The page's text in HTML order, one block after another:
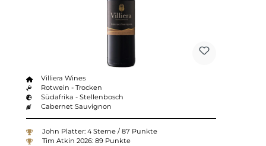
Villiera Wines
Rotwein - Trocken
Südafrika - Stellenbosch
Cabernet Sauvignon
John Platter: 4 Sterne / 87 Punkte
Tim Atkin 2026: 89 Punkte